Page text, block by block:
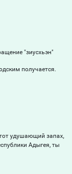
"зиусхьэн"
получается.
удушающий запах,
Адыгея, ты